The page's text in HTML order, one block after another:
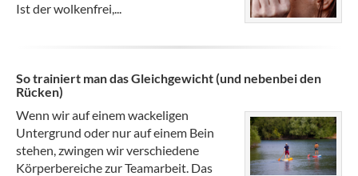
Ist der wolkenfrei,...
So trainiert man das Gleichgewicht (und nebenbei den
Rücken)
Wenn wir auf einem wackeligen
Untergrund oder nur auf einem Bein
stehen, zwingen wir verschiedene
Körperbereiche zur Teamarbeit. Das